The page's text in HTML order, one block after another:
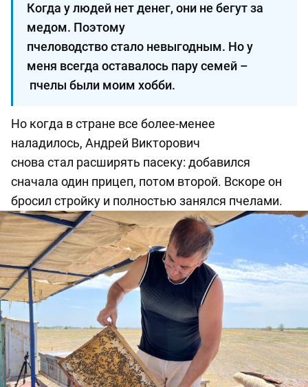
Когда у людей нет денег, они не бегут за
медом. Поэтому
пчеловодство стало невыгодным. Но у
меня всегда оставалось пару семей –
пчелы были моим хобби.
Но когда в стране все более-менее
наладилось, Андрей Викторович
снова стал расширять пасеку: добавился
сначала один прицеп, потом второй. Вскоре он
бросил стройку и полностью занялся пчелами.